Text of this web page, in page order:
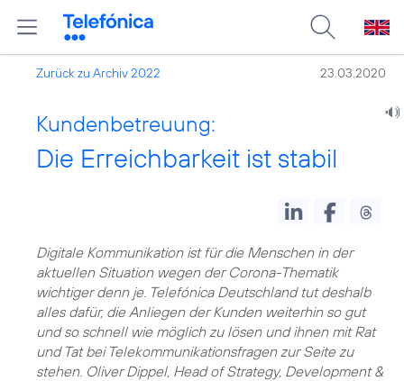
Zurück zu Archiv 2022 23.03.2020
Kundenbetreuung:
Die Erreichbarkeit ist stabil
Digitale Kommunikation ist für die Menschen in der
aktuellen Situation wegen der Corona-Thematik
wichtiger denn je. Telefónica Deutschland tut deshalb
alles dafür, die Anliegen der Kunden weiterhin so gut
und so schnell wie möglich zu lösen und ihnen mit Rat
und Tat bei Telekommunikationsfragen zur Seite zu
stehen. Oliver Dippel, Head of Strategy, Development &